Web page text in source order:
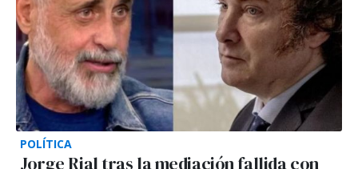
POLÍTICA
Jorge Rial tras la mediación fallida con